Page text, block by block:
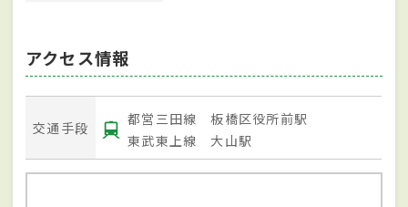
アクセス情報
交通手段
都営三田線 板橋区役所前駅
東武東上線 大山駅